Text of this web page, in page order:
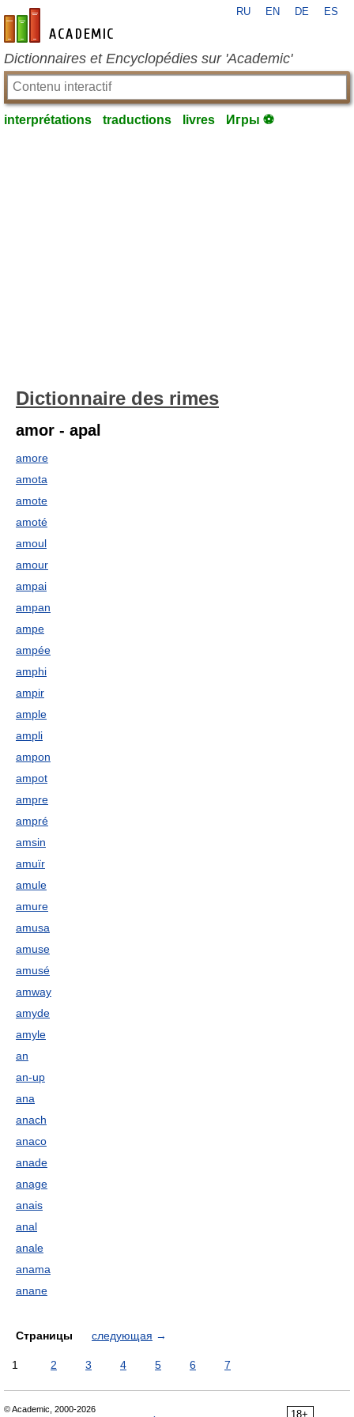
fr-academic.com
RU EN DE ES
Dictionnaires et Encyclopédies sur 'Academic'
interprétations traductions livres Игры ⚽
Dictionnaire des rimes
amor - apal
amore
amota
amote
amoté
amoul
amour
ampai
ampan
ampe
ampée
amphi
ampir
ample
ampli
ampon
ampot
ampre
ampré
amsin
amuïr
amule
amure
amusa
amuse
amusé
amway
amyde
amyle
an
an-up
ana
anach
anaco
anade
anage
anais
anal
anale
anama
anane
Страницы следующая →
1 2 3 4 5 6 7
18+
© Academic, 2000-2026